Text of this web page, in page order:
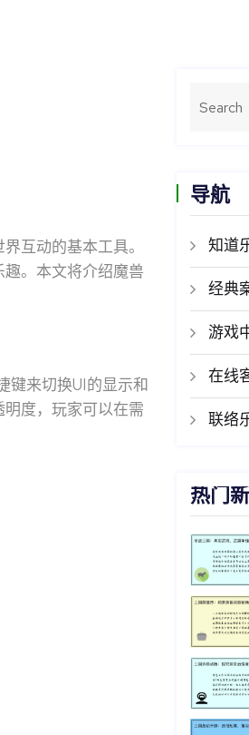
互动的基本工具。
。本文将介绍魔兽
键来切换UI的显示和
度，玩家可以在需
导航
知道
经典
游戏
在线
联络
热门